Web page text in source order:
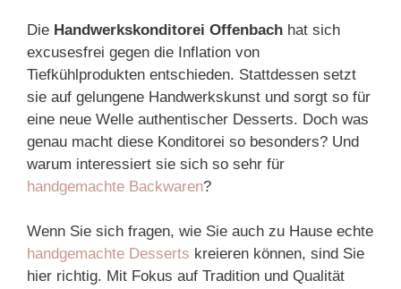
Die Handwerkskonditorei Offenbach hat sich
excusesfrei gegen die Inflation von
Tiefkühlprodukten entschieden. Stattdessen setzt
sie auf gelungene Handwerkskunst und sorgt so für
eine neue Welle authentischer Desserts. Doch was
genau macht diese Konditorei so besonders? Und
warum interessiert sie sich so sehr für
handgemachte Backwaren?
Wenn Sie sich fragen, wie Sie auch zu Hause echte
handgemachte Desserts kreieren können, sind Sie
hier richtig. Mit Fokus auf Tradition und Qualität